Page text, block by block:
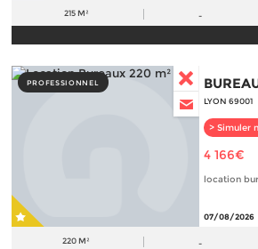
215 M² -
PROFESSIONNEL
LYON 69001
> Simuler
4 166€
location
07/08/2026
220 M² -